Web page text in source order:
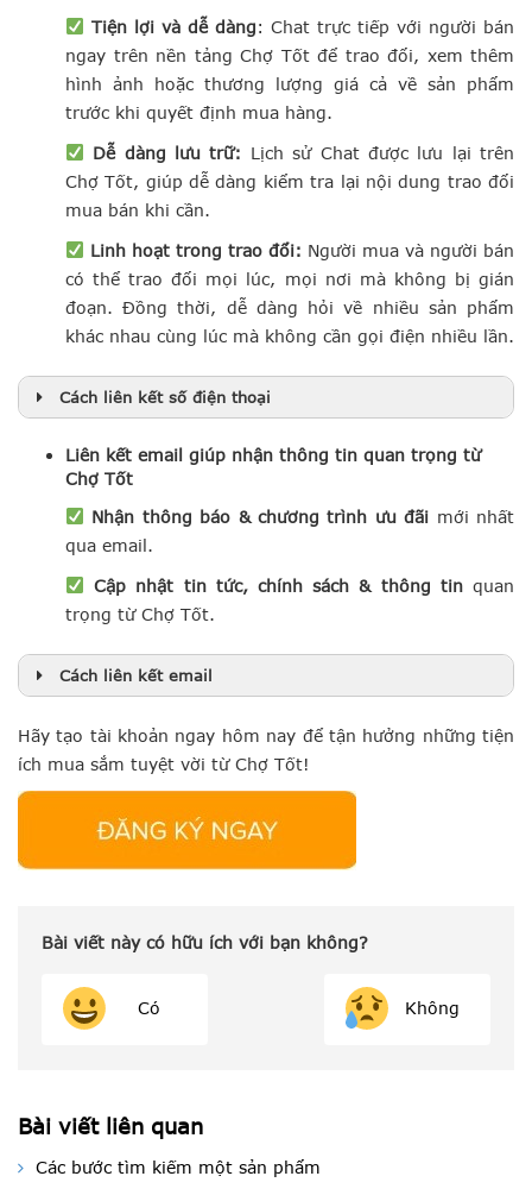
Tiện lợi và dễ dàng: Chat trực tiếp với người bán
ngay trên nền tảng Chợ Tốt để trao đổi, xem thêm
hình ảnh hoặc thương lượng giá cả về sản phẩm
trước khi quyết định mua hàng.
Dễ dàng lưu trữ: Lịch sử Chat được lưu lại trên
Chợ Tốt, giúp dễ dàng kiểm tra lại nội dung trao đổi
mua bán khi cần.
Linh hoạt trong trao đổi: Người mua và người bán
có thể trao đổi mọi lúc, mọi nơi mà không bị gián
đoạn. Đồng thời, dễ dàng hỏi về nhiều sản phẩm
khác nhau cùng lúc mà không cần gọi điện nhiều lần.
Cách liên kết số điện thoại
Liên kết email giúp nhận thông tin quan trọng từ
Chợ Tốt
Nhận thông báo & chương trình ưu đãi mới nhất
qua email.
Cập nhật tin tức, chính sách & thông tinquan
trọng từ Chợ Tốt.
Cách liên kết email
Hãy tạo tài khoản ngay hôm nay để tận hưởng những tiện
ích mua sắm tuyệt vời từ Chợ Tốt!
Bài viết này có hữu ích với bạn không?
Có Không
Bài viết liên quan
Các bước tìm kiếm một sản phẩm